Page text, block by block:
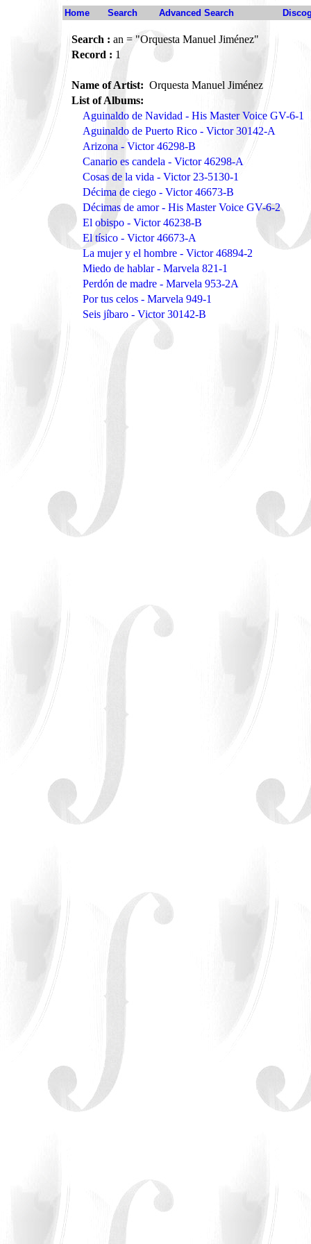
Home Search Advanced Search
Search : an = "Orquesta Manuel Jiménez"
Record : 1
Name of Artist: Orquesta Manuel Jiménez
List of Albums:
Aguinaldo de Navidad - His Master Voice GV-6-1
Aguinaldo de Puerto Rico - Victor 30142-A
Arizona - Victor 46298-B
Canario es candela - Victor 46298-A
Cosas de la vida - Victor 23-5130-1
Décima de ciego - Victor 46673-B
Décimas de amor - His Master Voice GV-6-2
El obispo - Victor 46238-B
El tísico - Victor 46673-A
La mujer y el hombre - Victor 46894-2
Miedo de hablar - Marvela 821-1
Perdón de madre - Marvela 953-2A
Por tus celos - Marvela 949-1
Seis jíbaro - Victor 30142-B